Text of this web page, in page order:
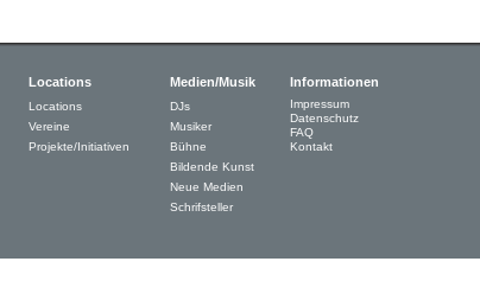
Locations
Locations
Vereine
Projekte/Initiativen
Medien/Musik
DJs
Musiker
Bühne
Bildende Kunst
Neue Medien
Schrifsteller
Informationen
Impressum
Datenschutz
FAQ
Kontakt